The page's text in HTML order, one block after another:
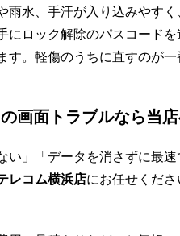
雨水、手汗が入り込みやす
にロック解除のパスコード
す。軽傷のうちに直すのが一
画面トラブルなら当店
い」「データを消さずに最
レコム横浜店にお任せくださ